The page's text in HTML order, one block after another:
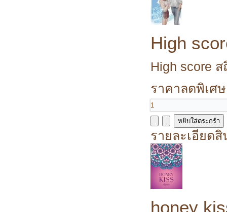
High
High score
ราคาลดพิเศ
รายละเอียด
honey